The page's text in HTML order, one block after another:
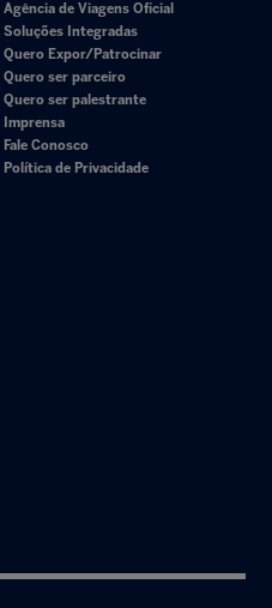
Agência de Viagens Oficial
Soluções Integradas
Quero Expor/Patrocinar
Quero ser parceiro
Quero ser palestrante
Imprensa
Fale Conosco
Política de Privacidade